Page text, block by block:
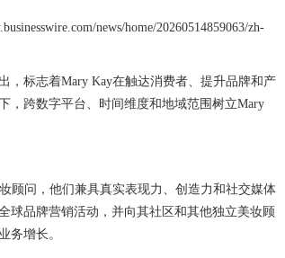
news/home/20260514859063/zh-
，标志着Mary Kay在触达消费者、提升品牌和产
，跨数字平台、时间维度和地域范围树立Mary
顾问，他们兼具真实表现力、创造力和社交媒体
球品牌营销活动，并向其社区和其他独立美妆顾
务增长。